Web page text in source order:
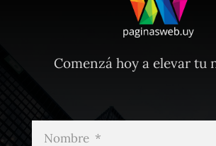
Comenzá hoy a elevar tu